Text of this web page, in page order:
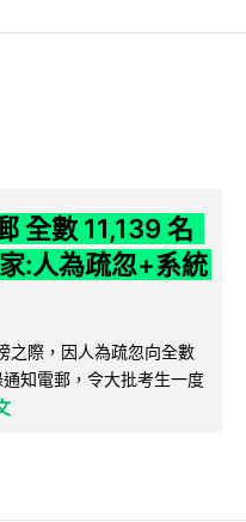
全數 11,139 名
:人為疏忽+系統
之際，因人為疏忽向全數
知電郵，令大批考生一度